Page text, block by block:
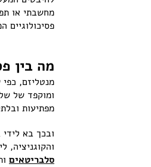
מחשבתי או
פסיכולוגיים
מה בין
מנטליזם,
ומוקפד של
מפתיעות
ובכך בא
והקוגניציה,
סלבריטאים